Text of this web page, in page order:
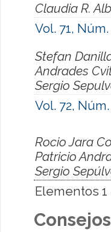
Claudia R.
Vol. 71, Núm.
Stefan
Andrades
Sergio
Vol. 72, Núm.
Rocio Jara
Patricio
Sergio
Elementos 1